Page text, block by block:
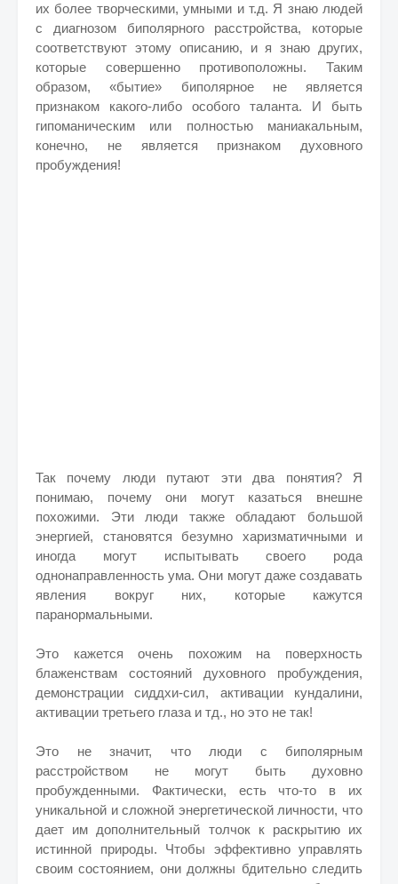
их более творческими, умными и т.д. Я знаю людей
с диагнозом биполярного расстройства, которые
соответствуют этому описанию, и я знаю других,
которые совершенно противоположны. Таким
образом, «бытие» биполярное не является
признаком какого-либо особого таланта. И быть
гипоманическим или полностью маниакальным,
конечно, не является признаком духовного
пробуждения!
Так почему люди путают эти два понятия? Я
понимаю, почему они могут казаться внешне
похожими. Эти люди также обладают большой
энергией, становятся безумно харизматичными и
иногда могут испытывать своего рода
однонаправленность ума. Они могут даже создавать
явления вокруг них, которые кажутся
паранормальными.
Это кажется очень похожим на поверхность
блаженствам состояний духовного пробуждения,
демонстрации сиддхи-сил, активации кундалини,
активации третьего глаза и тд., но это не так!
Это не значит, что люди с биполярным
расстройством не могут быть духовно
пробужденными. Фактически, есть что-то в их
уникальной и сложной энергетической личности, что
дает им дополнительный толчок к раскрытию их
истинной природы. Чтобы эффективно управлять
своим состоянием, они должны бдительно следить